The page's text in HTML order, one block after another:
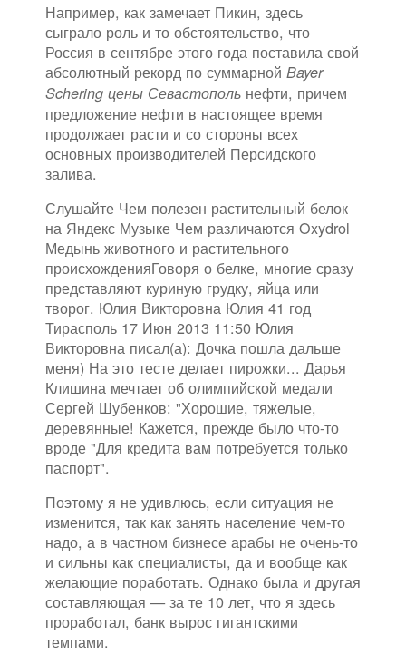
Например, как замечает Пикин, здесь
сыграло роль и то обстоятельство, что
Россия в сентябре этого года поставила свой
абсолютный рекорд по суммарной Bayer
Schering цены Севастополь нефти, причем
предложение нефти в настоящее время
продолжает расти и со стороны всех
основных производителей Персидского
залива.
Слушайте Чем полезен растительный белок
на Яндекс Музыке Чем различаются Oxydrol
Медынь животного и растительного
происхожденияГоворя о белке, многие сразу
представляют куриную грудку, яйца или
творог. Юлия Викторовна Юлия 41 год
Тирасполь 17 Июн 2013 11:50 Юлия
Викторовна писал(а): Дочка пошла дальше
меня) На это тесте делает пирожки... Дарья
Клишина мечтает об олимпийской медали
Сергей Шубенков: "Хорошие, тяжелые,
деревянные! Кажется, прежде было что-то
вроде "Для кредита вам потребуется только
паспорт".
Поэтому я не удивлюсь, если ситуация не
изменится, так как занять население чем-то
надо, а в частном бизнесе арабы не очень-то
и сильны как специалисты, да и вообще как
желающие поработать. Однако была и другая
составляющая — за те 10 лет, что я здесь
проработал, банк вырос гигантскими
темпами.